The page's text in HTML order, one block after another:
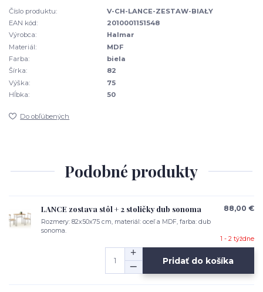
Číslo produktu:
V-CH-LANCE-ZESTAW-BIAŁY
EAN kód:
2010001151548
Výrobca:
Halmar
Materiál:
MDF
Farba:
biela
Šírka:
82
Výška:
75
Hĺbka:
50
Do obľúbených
Podobné produkty
LANCE zostava stôl + 2 stoličky dub sonoma
Rozmery: 82x50x75 cm, materiál: oceľ a MDF, farba: dub
sonoma.
88,00 €
1 - 2 týždne
Pridať do košíka